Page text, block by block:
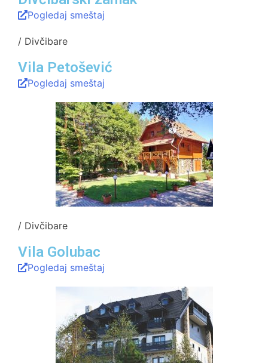
Pogledaj smeštaj
/ Divčibare
Vila Petošević
Pogledaj smeštaj
/ Divčibare
Vila Golubac
Pogledaj smeštaj